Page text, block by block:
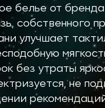
белье от бренда
собственного
улучшает
без утраты
не